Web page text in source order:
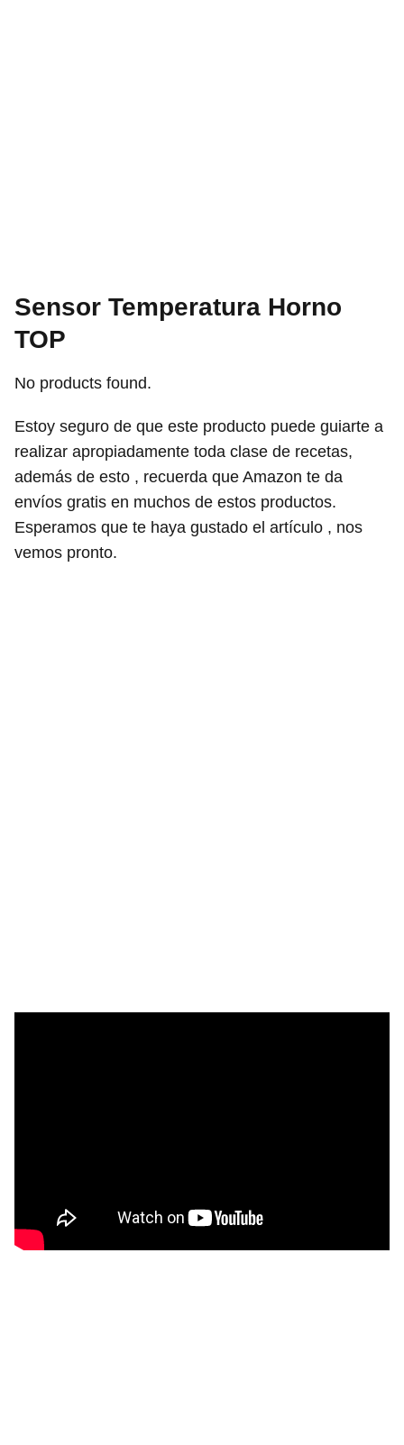
Sensor Temperatura Horno
TOP
No products found.
Estoy seguro de que este producto puede guiarte a
realizar apropiadamente toda clase de recetas,
además de esto , recuerda que Amazon te da
envíos gratis en muchos de estos productos.
Esperamos que te haya gustado el artículo , nos
vemos pronto.